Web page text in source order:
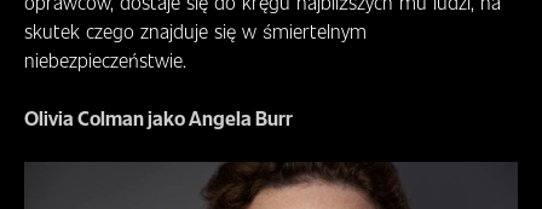
skutek czego znajduje się w śmiertelnym
niebezpieczeństwie.
Olivia Colman jako Angela Burr